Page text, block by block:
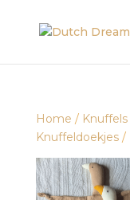
Home /
Knuffeldoekjes/